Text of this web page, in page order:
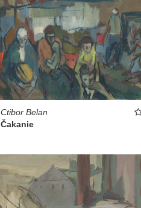
Ctibor Belan
Čakanie